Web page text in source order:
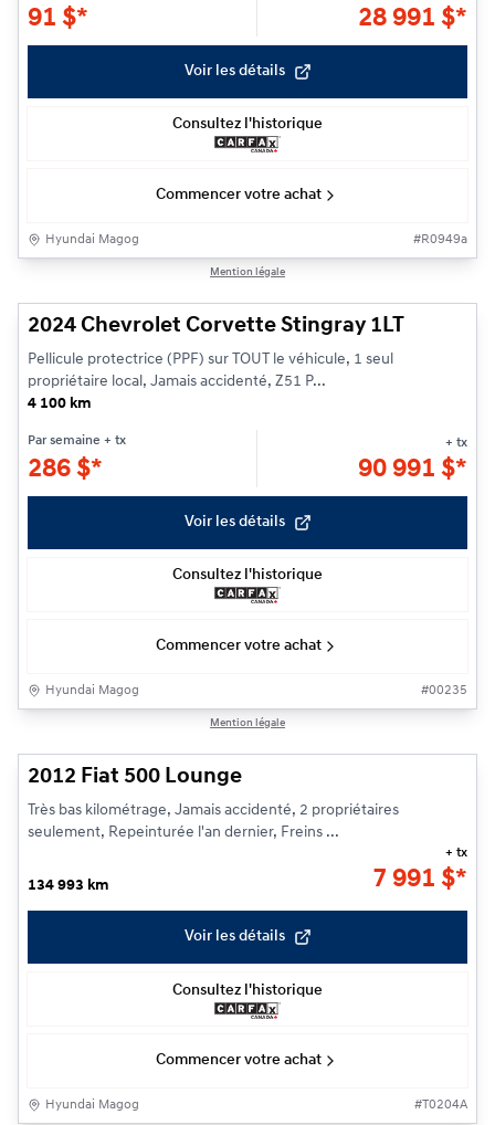
91 $* 28 991 $*
Voir les détails
Consultez l'historique
Commencer votre achat
Hyundai Magog #R0949a
Mention légale
2024 Chevrolet Corvette Stingray 1LT
Pellicule protectrice (PPF) sur TOUT le véhicule, 1 seul
propriétaire local, Jamais accidenté, Z51 P...
4 100 km
Par semaine + tx
286 $*
+ tx
90 991 $*
Voir les détails
Consultez l'historique
Commencer votre achat
Hyundai Magog #00235
Mention légale
2012 Fiat 500 Lounge
Très bas kilométrage, Jamais accidenté, 2 propriétaires
seulement, Repeinturée l'an dernier, Freins ...
134 993 km 7 991 $*
+ tx
Voir les détails
Consultez l'historique
Commencer votre achat
Hyundai Magog # T0204A